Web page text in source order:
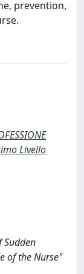
prevention,
Livello
Sudden
of the Nurse"